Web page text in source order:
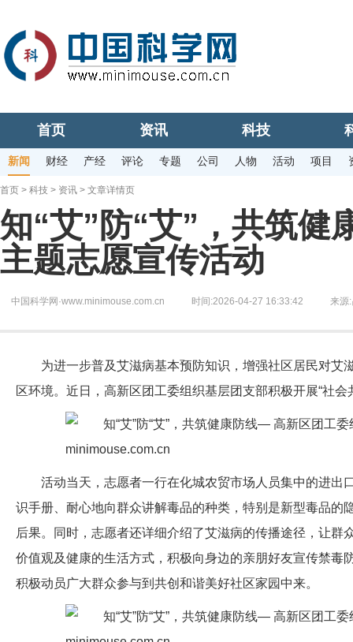
首页 资讯 科技
新闻 财经 产经 评论 专题 公司 人物 活动 项目
首页 > 科技 > 资讯 > 文章详情页
知“艾”防“艾”，共筑
主题志愿宣传活动
中国科学网·www.minimouse.com.cn 时间:2026-04-27 16:33:42 来源:
为进一步普及艾滋病基本预防知识，增强社区居民对
区环境。近日，高新区团工委组织基层团支部积极开展“社
活动当天，志愿者一行在化城农贸市场人员集中的进出
识手册、耐心地向群众讲解毒品的种类，特别是新型毒品
后果。同时，志愿者还详细介绍了艾滋病的传播途径，让
价值观及健康的生活方式，积极向身边的亲朋好友宣传禁
积极动员广大群众参与到共创和谐美好社区家园中来。